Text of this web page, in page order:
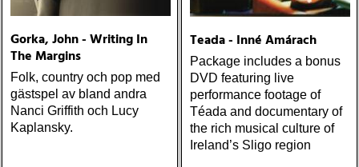
Guy Clark My Favorite
Richard Lindgren Driftwood
(Rootsy) Chip Taylor Block
Out The Sirens Of This
Lonely World (Trainwreck)
Nick Cave & The Bad
Seeds Push The Sky Away
(Bad Seed) Andi Almqvist
Gorka, John - Writing In
The Margins
Folk, country och pop med
gästspel av bland andra
Nanci Griffith och Lucy
Kaplansky.
Teada - Inné Amárach
Package includes a bonus
DVD featuring live
performance footage of
Téada and documentary of
the rich musical culture of
Ireland’s Sligo region